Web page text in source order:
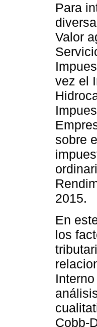
Para
Valor
vez el
sobre
2015.
En
los
Cobb-